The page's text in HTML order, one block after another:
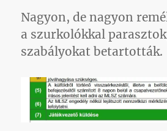
Nagyon, de nagyon
a szurkolókkal
szabályokat betartották.